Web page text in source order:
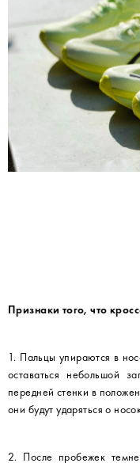
Признаки того, что
1. Пальцы упираются в
оставаться небольшой
передней стенки в
они будут ударяться о
2. После пробежек